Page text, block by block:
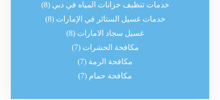
خدمات تنظيف خزانات المياه في دبي (8)
خدمات غسيل الستائر في الإمارات (8)
غسيل سجاد الامارات (8)
مكافحة الحشرات (7)
مكافحة الرمة (7)
مكافحة حمام (7)